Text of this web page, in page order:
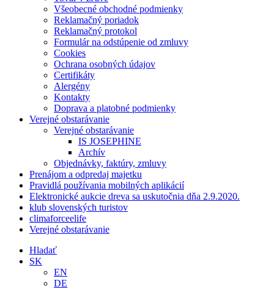
Všeobecné obchodné podmienky
Reklamačný poriadok
Reklamačný protokol
Formulár na odstúpenie od zmluvy
Cookies
Ochrana osobných údajov
Certifikáty
Alergény
Kontakty
Doprava a platobné podmienky
Verejné obstarávanie
Verejné obstarávanie
IS JOSEPHINE
Archív
Objednávky, faktúry, zmluvy
Prenájom a odpredaj majetku
Pravidlá používania mobilných aplikácií
Elektronické aukcie dreva sa uskutočnia dňa 2.9.2020.
klub slovenských turistov
climaforceelife
Verejné obstarávanie
Hladať
SK
EN
DE